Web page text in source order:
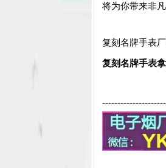
将为你带来非
复刻名牌手表
复刻名牌手表